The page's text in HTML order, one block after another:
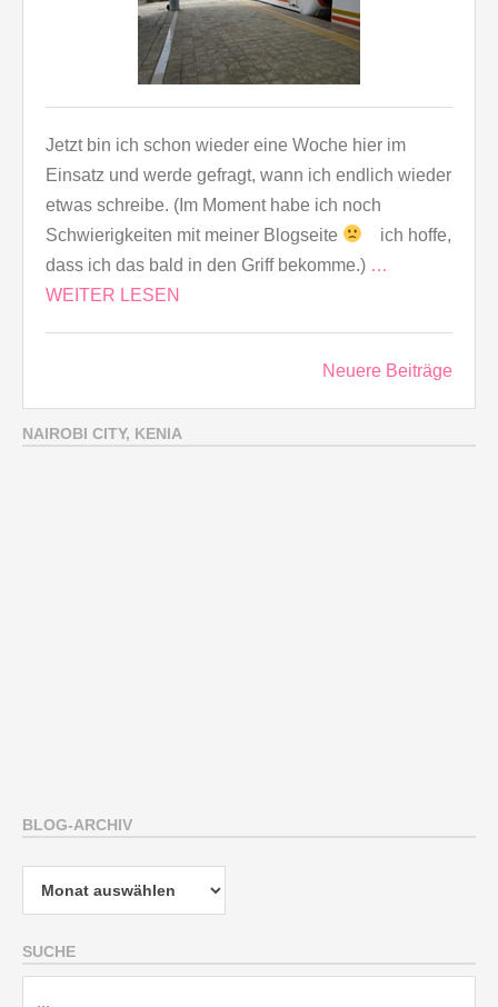
Jetzt bin ich schon wieder eine Woche hier im
Einsatz und werde gefragt, wann ich endlich wieder
etwas schreibe. (Im Moment habe ich noch
Schwierigkeiten mit meiner Blogseite
ich hoffe,
dass ich das bald in den Griff bekomme.) …
WEITER LESEN
Neuere Beiträge
NAIROBI CITY, KENIA
BLOG-ARCHIV
Blog-
Archiv
SUCHE